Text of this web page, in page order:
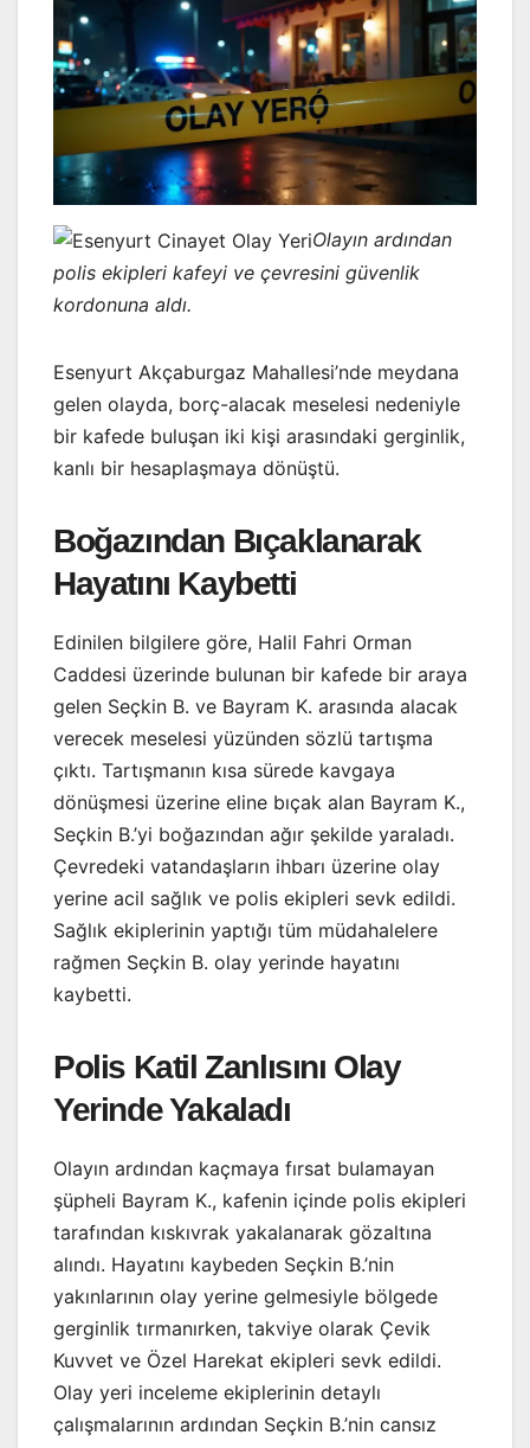
Olayın ardından
polis ekipleri kafeyi ve çevresini güvenlik
kordonuna aldı.
Esenyurt Akçaburgaz Mahallesi’nde meydana
gelen olayda, borç-alacak meselesi nedeniyle
bir kafede buluşan iki kişi arasındaki gerginlik,
kanlı bir hesaplaşmaya dönüştü.
Boğazından Bıçaklanarak
Hayatını Kaybetti
Edinilen bilgilere göre, Halil Fahri Orman
Caddesi üzerinde bulunan bir kafede bir araya
gelen Seçkin B. ve Bayram K. arasında alacak
verecek meselesi yüzünden sözlü tartışma
çıktı. Tartışmanın kısa sürede kavgaya
dönüşmesi üzerine eline bıçak alan Bayram K.,
Seçkin B.’yi boğazından ağır şekilde yaraladı.
Çevredeki vatandaşların ihbarı üzerine olay
yerine acil sağlık ve polis ekipleri sevk edildi.
Sağlık ekiplerinin yaptığı tüm müdahalelere
rağmen Seçkin B. olay yerinde hayatını
kaybetti.
Polis Katil Zanlısını Olay
Yerinde Yakaladı
Olayın ardından kaçmaya fırsat bulamayan
şüpheli Bayram K., kafenin içinde polis ekipleri
tarafından kıskıvrak yakalanarak gözaltına
alındı. Hayatını kaybeden Seçkin B.’nin
yakınlarının olay yerine gelmesiyle bölgede
gerginlik tırmanırken, takviye olarak Çevik
Kuvvet ve Özel Harekat ekipleri sevk edildi.
Olay yeri inceleme ekiplerinin detaylı
çalışmalarının ardından Seçkin B.’nin cansız